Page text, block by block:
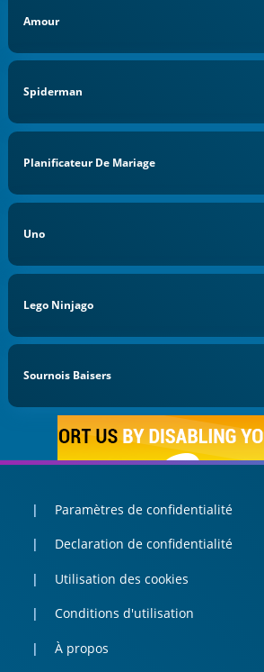
Amour
Spiderman
Planificateur De Mariage
Uno
Lego Ninjago
Sournois Baisers
Paramètres de confidentialité
Declaration de confidentialité
Utilisation des cookies
Conditions d'utilisation
À propos